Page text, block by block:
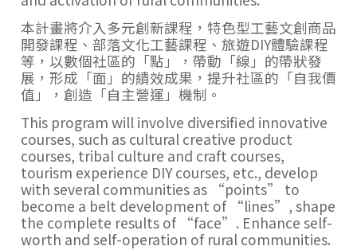
本計畫將介入多元創新課程，特色型工藝文創商品
開發課程、部落文化工藝課程、旅遊DIY體驗課程
等，以數個社區的「點」，帶動「線」的帶狀發
展，形成「面」的績效成果，提升社區的「自我價
值」，創造「自主營運」機制。
This program will involve diversified innovative
courses, such as cultural creative product
courses, tribal culture and craft courses,
tourism experience DIY courses, etc., develop
with several communities as “points” to
become a belt development of “lines”, shape
the complete results of “face”. Enhance self-
worth and self-operation of rural communities.